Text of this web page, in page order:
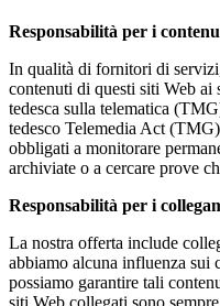
Responsabilità per i
In qualità di fornitori di
contenuti di questi siti Web ai
tedesca sulla telematica
tedesco Telemedia Act
obbligati a monitorare
archiviate o a cercare prove
Responsabilità per i
La nostra offerta include
abbiamo alcuna influenza sui
possiamo garantire tali
siti Web collegati sono